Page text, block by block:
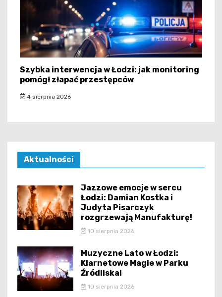
Szybka interwencja w Łodzi: jak monitoring
pomógł złapać przestępców
4 sierpnia 2026
Aktualności
Jazzowe emocje w sercu
Łodzi: Damian Kostka i
Judyta Pisarczyk
rozgrzewają Manufakturę!
10 sierpnia 2026
Muzyczne Lato w Łodzi:
Klarnetowe Magie w Parku
Źródliska!
10 sierpnia 2026